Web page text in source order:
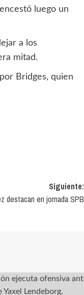
luego un
a los
mitad.
Bridges, quien
Siguiente:
destacan en jornada SPB